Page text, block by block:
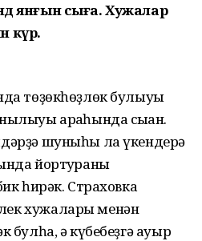
янғын сыға. Хужалар
төҙөкһөҙлөк булыуы
арҡаһында сыҡҡан.
шуныһы ла үкендерә
йортҡураны
һирәк. Страховка
хужалары менән
булһа, ә күбебеҙгә ауыр